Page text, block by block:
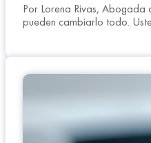
Por Lorena Rivas, Abogada
pueden cambiarlo todo.